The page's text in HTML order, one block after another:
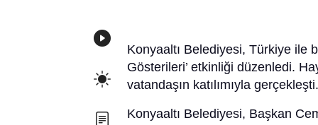
Konyaaltı Belediyesi, Türkiye ile
Gösterileri’ etkinliği düzenledi.
vatandaşın katılımıyla gerçekleşti.
Konyaaltı Belediyesi, Başkan